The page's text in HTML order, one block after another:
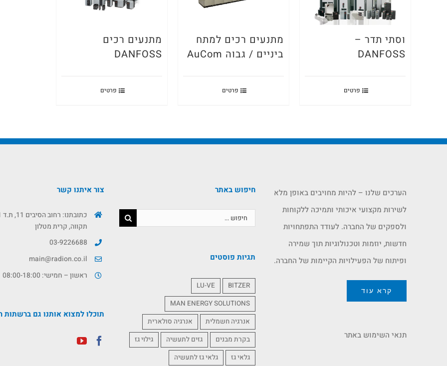
וסתי תדר –
DANFOSS
פרטים
מתנעים רכים למתח
ביניים / גבוה AuCom
פרטים
מתנעים רכים
DANFOSS
פרטים
הערכים שלנו – להיות מחויבים באופן מלא
לשירות מקצועי איכותי ותמיכה ללקוחות
ולספקים של החברה. לעודד התפתחויות
חדשות, יוזמות וטכנולוגיות תוך שמירה
ופיתוח של הפעילויות הקיימות של החברה.
קרא עוד
תנאי השימוש באתר
חיפוש באתר
תגיות פוסטים
BITZER
LU-VE
MAN ENERGY SOLUTIONS
אנרגיה חשמלית
אנרגיה סולארית
בקרת מבנים
גזים לתעשיה
גילוי גז
גלאי גז
גלאי גז לתעשיה
צור איתנו קשר
תקווה, קרית מטלון
03-9226688
main@radion.co.il
ראשון – חמישי: 08:00-18:00
תוכלו למצוא אותנו גם ברשתות